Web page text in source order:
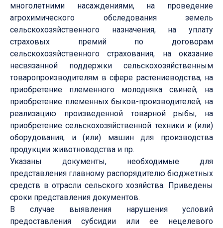
многолетними насаждениями, на проведение
агрохимического обследования земель
сельскохозяйственного назначения, на уплату
страховых премий по договорам
сельскохозяйственного страхования, на оказание
несвязанной поддержки сельскохозяйственным
товаропроизводителям в сфере растениеводства, на
приобретение племенного молодняка свиней, на
приобретение племенных быков-производителей, на
реализацию произведенной товарной рыбы, на
приобретение сельскохозяйственной техники и (или)
оборудования, и (или) машин для производства
продукции животноводства и пр.
Указаны документы, необходимые для
представления главному распорядителю бюджетных
средств в отрасли сельского хозяйства. Приведены
сроки представления документов.
В случае выявления нарушения условий
предоставления субсидии или ее нецелевого